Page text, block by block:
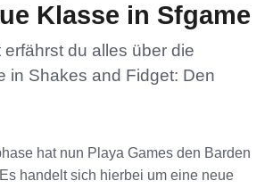
Klasse in Sfgame
du alles über die
in Shakes and Fidget: Den
hat nun Playa Games den Barden
handelt sich hierbei um eine neue